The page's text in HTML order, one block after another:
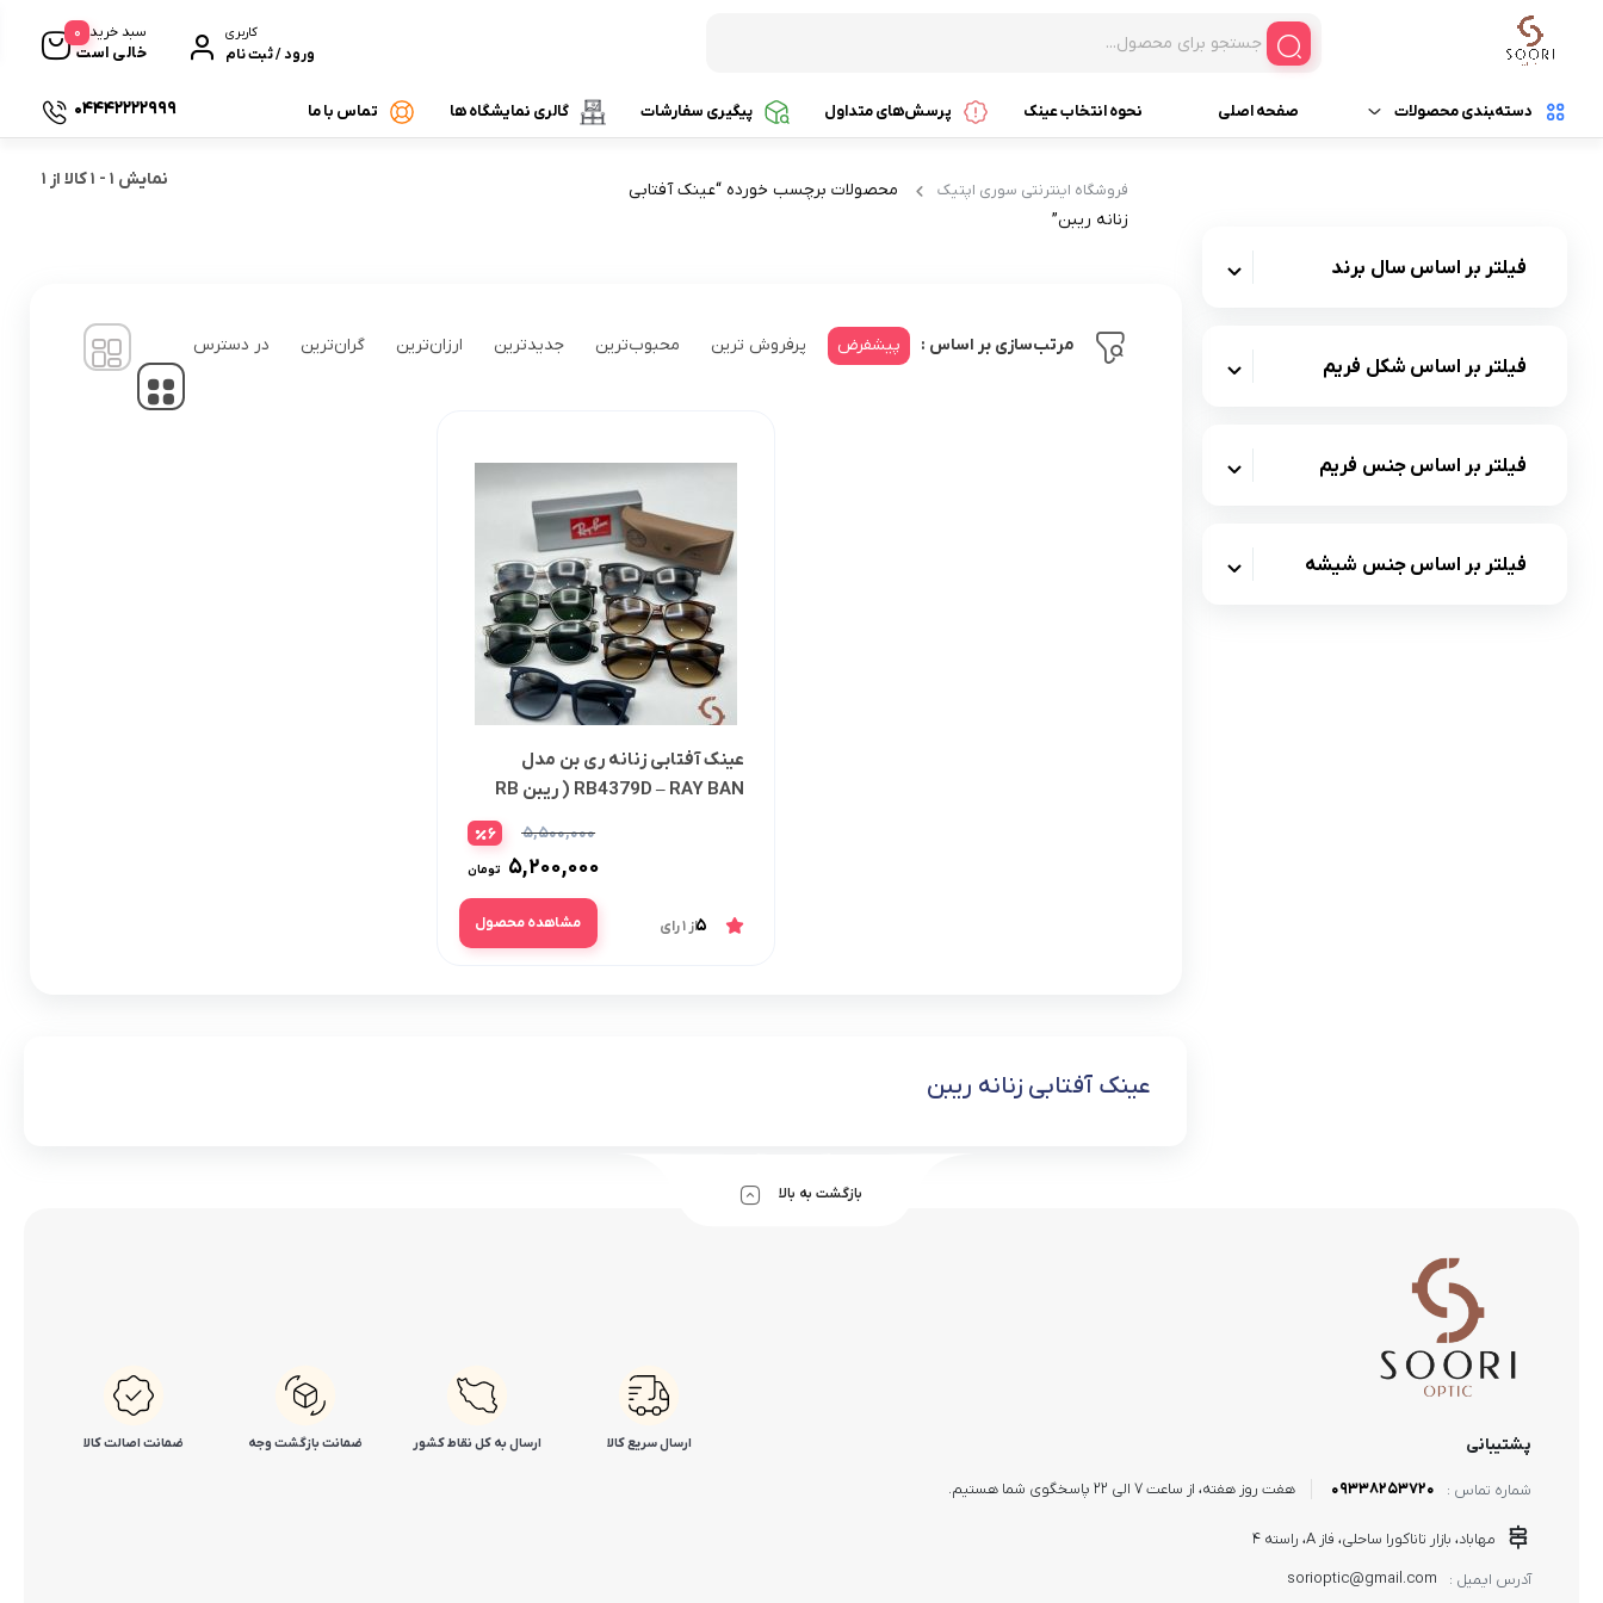
کاربری
ورود / ثبت نام
سبد خرید
خالی است
0
دسته‌‍بندی محصولات
عینک آفتابی زنانه
صفحه اصلی نحوه انتخاب عینک پرسش‌های متداول پیگیری سفارشات گالری نمایشگاه ها تماس با ما 04442222999
فیلتر بر اساس سال برند
فیلتر بر اساس شکل فریم
فیلتر بر اساس جنس فریم
فیلتر بر اساس جنس شیشه
فروشگاه اینترنتی سوری اپتیک
محصولات برچسب خورده “عینک آفتابی
زنانه ریبن”
نمایش 1
-
1کالا از 1
مرتب‌سازی بر اساس : پیشفرض پرفروش ترین محبوب‌ترین جدیدترین ارزان‌ترین گران‌ترین در دسترس
عینک آفتابی زنانه ری بن مدل
RB4379D – RAY BAN ( ریبن RB
۵,۵۰۰,۰۰۰
۵,۲۰۰,۰۰۰ تومان
6
مشاهده محصول 5از 1 رای
عینک آفتابی زنانه ریبن
بازگشت به بالا
پشتیبانی
شماره تماس : 09338253720 هفت روز هفته، از ساعت 7 الی 22 پاسخگوی شما هستیم.
مهاباد، بازار تاناکورا ساحلی، فاز A، راسته 4
آدرس ایمیل :
sorioptic@gmail.com
ارسال سریع کالا ارسال به کل نقاط کشور ضمانت بازگشت وجه ضمانت اصالت کالا